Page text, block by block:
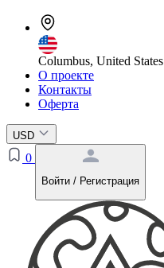
Columbus, United States
О проекте
Контакты
Оферта
USD
0
Войти / Регистрация